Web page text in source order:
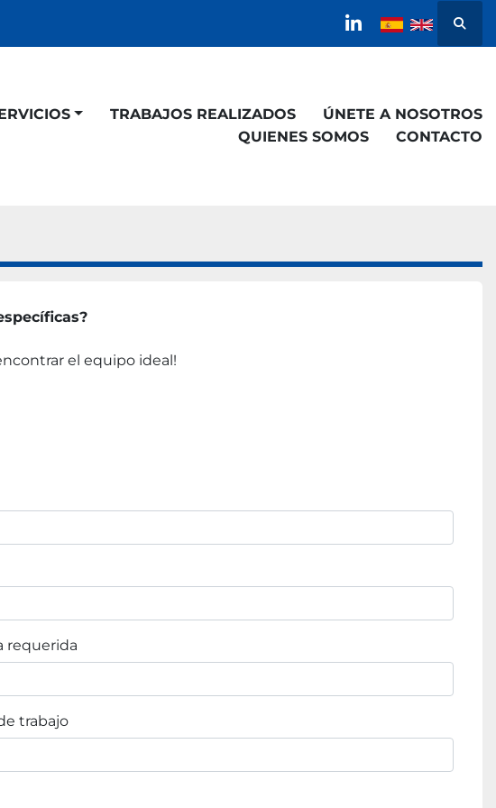
linkedin
QUIENES SOMOS
TRABAJOS REALIZADOS
ÚNETE A NOSOTROS
CONTACTO
el equipo ideal!
requerida
trabajo